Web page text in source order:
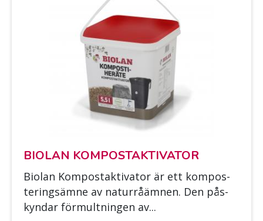
BIO­LAN KOM­POS­TAK­TI­VA­TOR
Bio­lan Kom­pos­tak­ti­va­tor är ett kom­pos­
te­ring­säm­ne av na­turråäm­nen. Den pås­
kyn­dar för­mult­nin­gen av...